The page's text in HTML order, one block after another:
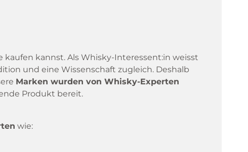
kannst. Als Whisky-Interessent:in weisst
und eine Wissenschaft zugleich. Deshalb
Marken wurden von Whisky-Experten
Produkt bereit.
wie: